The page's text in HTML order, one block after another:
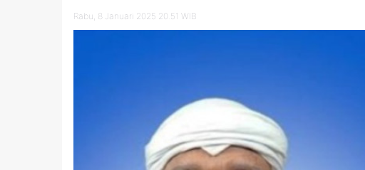
Rabu, 8 Januari 2025 20.51 WIB